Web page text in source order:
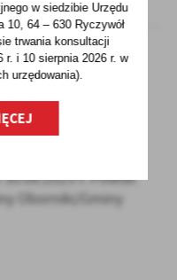
zawieracjących
r. Powiat
Oborniki/Gminy
w siedzibie Urzędu
10, 64 – 630 Ryczywół
trwania konsultacji
r. i 10 sierpnia 2026 r. w
urzędowania).